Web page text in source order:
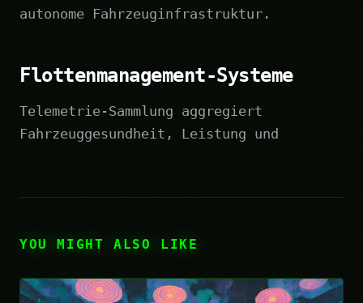
autonome Fahrzeuginfrastruktur.
Flottenmanagement-Systeme
Telemetrie-Sammlung aggregiert
Fahrzeuggesundheit, Leistung und
YOU MIGHT ALSO LIKE